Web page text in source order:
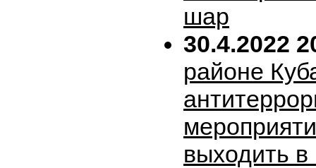
шар
30.4.2022
районе
выходить